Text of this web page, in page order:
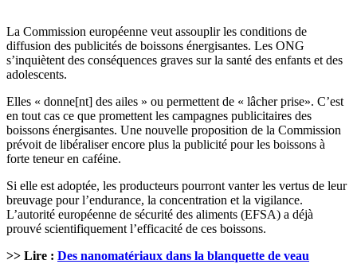
La Commission européenne veut assouplir les conditions de
diffusion des publicités de boissons énergisantes. Les ONG
s’inquiètent des conséquences graves sur la santé des enfants et des
adolescents.
Elles « donne[nt] des ailes » ou permettent de « lâcher prise». C’est
en tout cas ce que promettent les campagnes publicitaires des
boissons énergisantes. Une nouvelle proposition de la Commission
prévoit de libéraliser encore plus la publicité pour les boissons à
forte teneur en caféine.
Si elle est adoptée, les producteurs pourront vanter les vertus de leur
breuvage pour l’endurance, la concentration et la vigilance.
L’autorité européenne de sécurité des aliments (EFSA) a déjà
prouvé scientifiquement l’efficacité de ces boissons.
>> Lire : Des nanomatériaux dans la blanquette de veau